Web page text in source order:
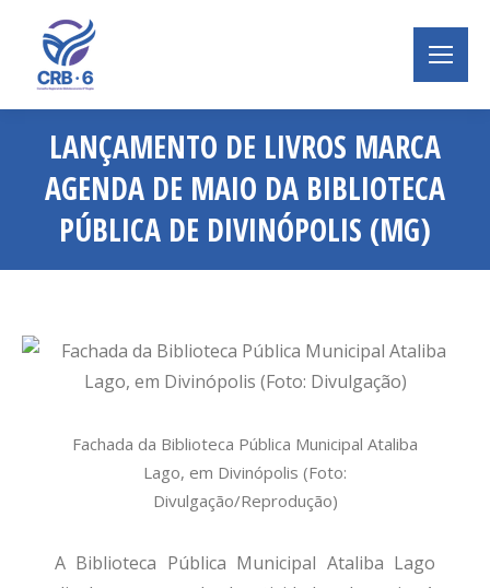
LANÇAMENTO DE LIVROS MARCA
AGENDA DE MAIO DA BIBLIOTECA
PÚBLICA DE DIVINÓPOLIS (MG)
Você está aqui:
Fachada da Biblioteca Pública Municipal Ataliba
Lago, em Divinópolis (Foto:
Divulgação/Reprodução)
A Biblioteca Pública Municipal Ataliba Lago